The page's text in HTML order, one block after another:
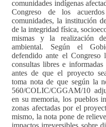
comunidades indígenas
Congreso de los
comunidades, la institución
de la integridad física,
mismas y la realización
ambiental. Según el
defendido ante el Congreso
consultas libres e
antes de que el proyecto
toma nota de que según la
560/COLIC/CGGAM/10
en su memoria, los pueblos
zonas afectadas por el
mismo, la nota pone de
impactos irreversibles sobre